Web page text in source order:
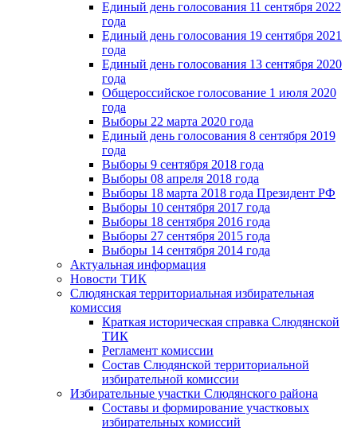
Единый день голосования 11 сентября 2022
года
Единый день голосования 19 сентября 2021
года
Единый день голосования 13 сентября 2020
года
Общероссийское голосование 1 июля 2020
года
Выборы 22 марта 2020 года
Единый день голосования 8 сентября 2019
года
Выборы 9 сентября 2018 года
Выборы 08 апреля 2018 года
Выборы 18 марта 2018 года Президент РФ
Выборы 10 сентября 2017 года
Выборы 18 сентября 2016 года
Выборы 27 сентября 2015 года
Выборы 14 сентября 2014 года
Актуальная информация
Новости ТИК
Слюдянская территориальная избирательная
комиссия
Краткая историческая справка Слюдянской
ТИК
Регламент комиссии
Состав Слюдянской территориальной
избирательной комиссии
Избирательные участки Слюдянского района
Составы и формирование участковых
избирательных комиссий